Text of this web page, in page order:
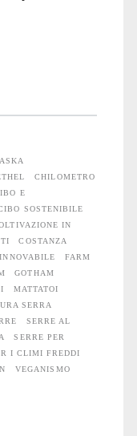
CHILOMETRO
E
SOSTENIBILE
IN
COSTANZA
FARM
GOTHAM
MATTATOI
SERRA
SERRE AL
SERRE PER
I CLIMI FREDDI
VEGANISMO